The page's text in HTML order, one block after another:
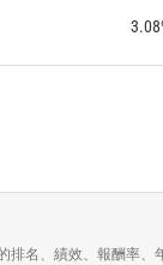
排名、績效、報酬率